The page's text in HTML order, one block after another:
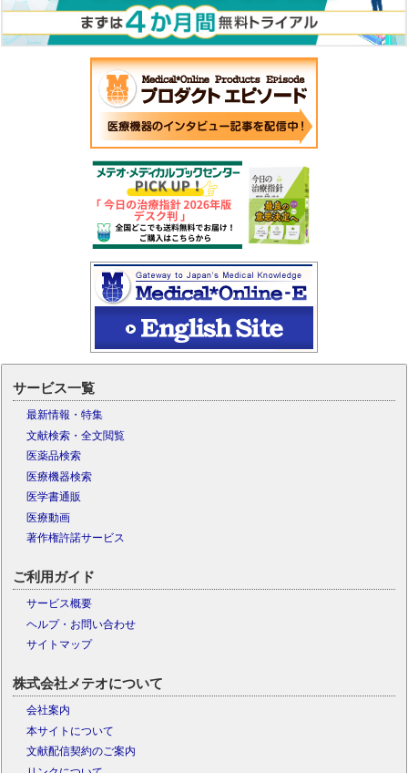
サービス一覧
最新情報・特集
文献検索・全文閲覧
医薬品検索
医療機器検索
医学書通販
医療動画
著作権許諾サービス
ご利用ガイド
サービス概要
ヘルプ・お問い合わせ
サイトマップ
株式会社メテオについて
会社案内
本サイトについて
文献配信契約のご案内